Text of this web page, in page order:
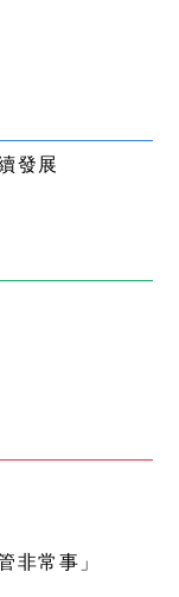
發展
非常事」